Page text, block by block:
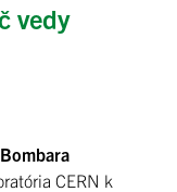
vedy
CERN k